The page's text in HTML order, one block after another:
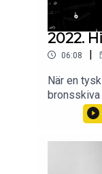
2022.
06:08 |
När en
bronsskiva
tidigare
detta för
gick det
om